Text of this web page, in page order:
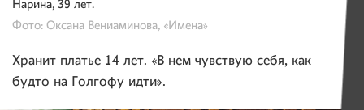
Нарина, 39 лет.
Фото: Оксана Вениаминова, «Имена»
Хранит платье 14 лет. «В нем чувствую себя, как
будто на Голгофу идти».